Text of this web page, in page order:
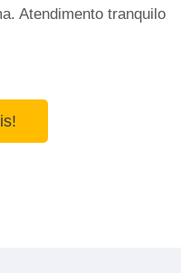
Atendimento tranquilo